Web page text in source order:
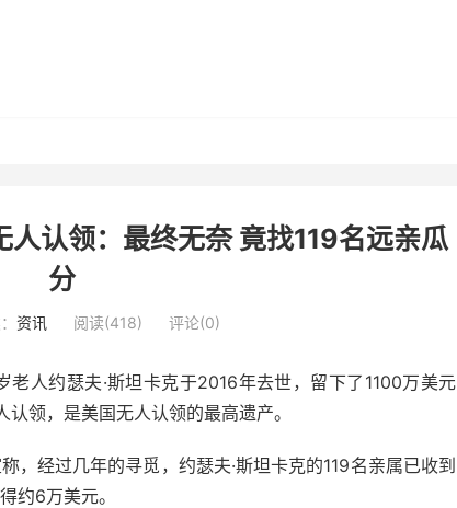
认领：最终无奈 竟找119名远亲瓜
分
资讯 阅读(418) 评论(0)
人约瑟夫·斯坦卡克于2016年去世，留下了1100万美元
领，是美国无人认领的最高遗产。
，经过几年的寻觅，约瑟夫·斯坦卡克的119名亲属已收到
约6万美元。